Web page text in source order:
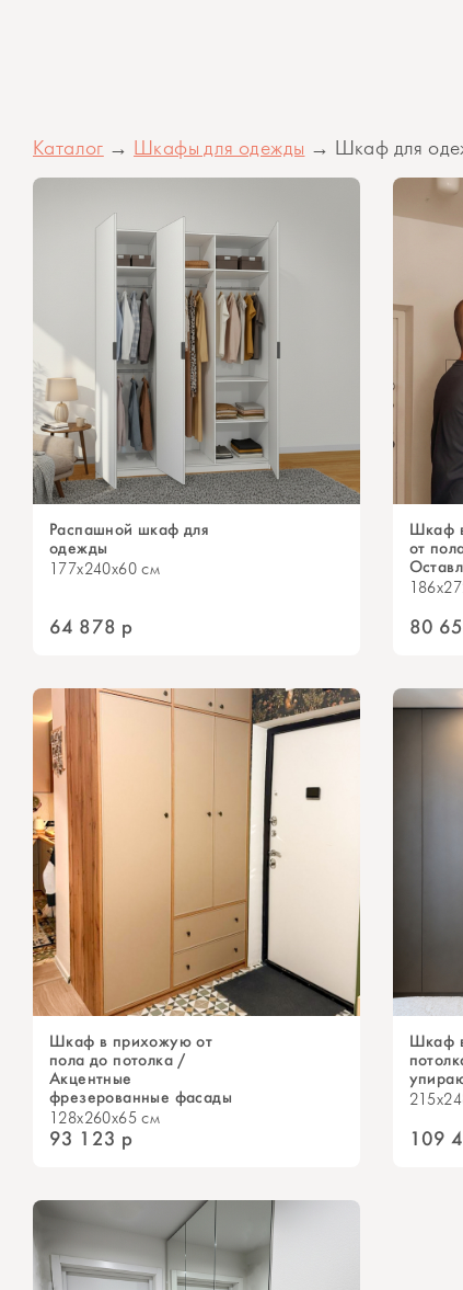
Каталог → Шкафы для одежды → Шкаф для
Распашной шкаф для
одежды
177x240x60 см
64 878 р
Шкаф
от
80
Шкаф в прихожую от
пола до потолка /
Акцентные
фрезерованные фасады
128x260x65 см
93 123 р
Шкаф
109